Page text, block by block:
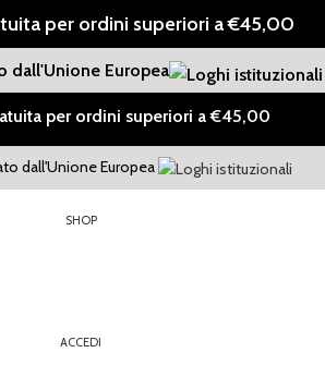
per ordini superiori a €45,00
dall'Unione Europea
per ordini superiori a €45,00
dall'Unione Europea
SHOP
ACCEDI